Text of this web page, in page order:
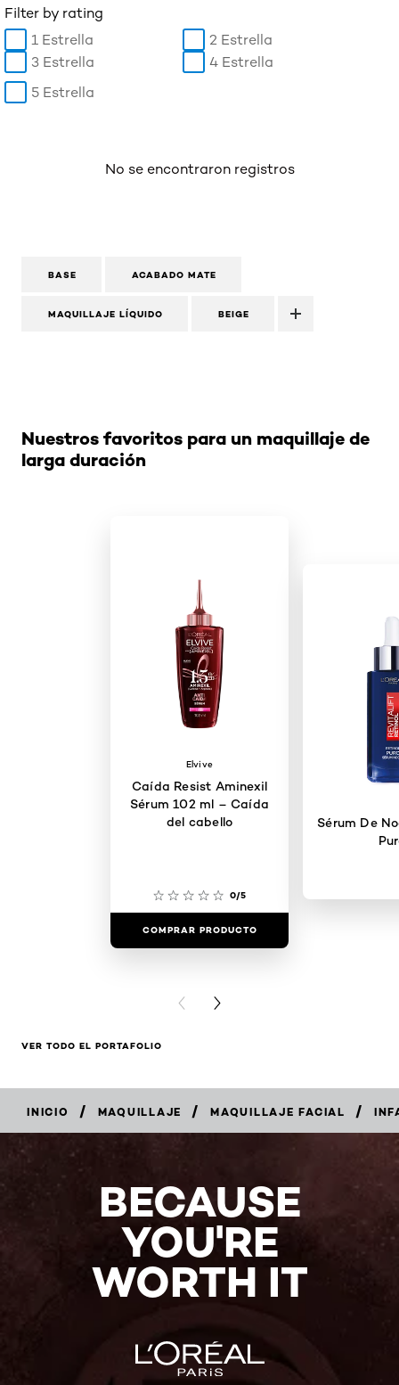
Filter by rating
1 Estrella
2 Estrella
3 Estrella
4 Estrella
5 Estrella
No se encontraron registros
BASE ACABADO MATE
MAQUILLAJE LÍQUIDO BEIGE
Nuestros favoritos para un maquillaje de
larga duración
Elvive
Caída Resist Aminexil
Sérum 102 ml – Caída
del cabello
0/5
COMPRAR PRODUCTO
Sérum De
PREVIOUS CARD
NEXT CARD
VER TODO EL PORTAFOLIO
INICIO / MAQUILLAJE / MAQUILLAJE FACIAL /
AHORA
BECAUSE
YOU'RE
WORTH IT